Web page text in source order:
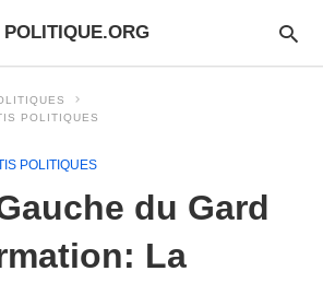
POLITIQUE.ORG
POLITIQUES
POLITIQUES
du Gard
La